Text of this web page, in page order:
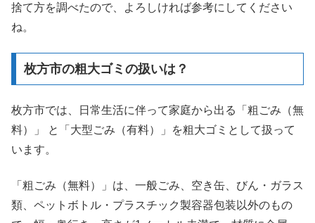
捨て方を調べたので、よろしければ参考にしてください
ね。
枚方市の粗大ゴミの扱いは？
枚方市では、日常生活に伴って家庭から出る「粗ごみ（無
料）」 と「大型ごみ（有料）」を粗大ゴミとして扱って
います。
「粗ごみ（無料）」は、一般ごみ、空き缶、びん・ガラス
類、ペットボトル・プラスチック製容器包装以外のもの